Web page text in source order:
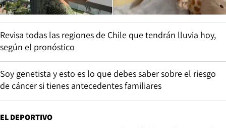
Revisa todas las regiones de Chile que tendrán lluvia hoy,
según el pronóstico
Soy genetista y esto es lo que debes saber sobre el riesgo
de cáncer si tienes antecedentes familiares
EL DEPORTIVO